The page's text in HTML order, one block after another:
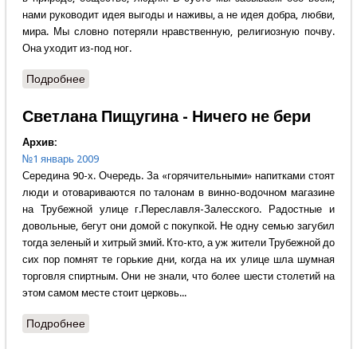
нами руководит идея выгоды и наживы, а не идея добра, любви,
мира. Мы словно потеряли нравственную, религиозную почву.
Она уходит из-под ног.
Подробнеео Нам пишут - Время одуматься?
Светлана Пищугина - Ничего не бери
Архив:
№1 январь 2009
Середина 90-х. Очередь. За «горячительными» напитками стоят
люди и отовариваются по талонам в винно-водочном магазине
на Трубежной улице г.Переславля-Залесского. Радостные и
довольные, бегут они домой с покупкой. Не одну семью загубил
тогда зеленый и хитрый змий. Кто-кто, а уж жители Трубежной до
сих пор помнят те горькие дни, когда на их улице шла шумная
торговля спиртным. Они не знали, что более шести столетий на
этом самом месте стоит церковь...
Подробнеео Светлана Пищугина - Ничего не бери